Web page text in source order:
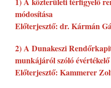
módosítása
Előterjesztő: dr. Kármán
2) A Dunakeszi
munkájáról szóló évértékelő
Előterjesztő: Kammerer